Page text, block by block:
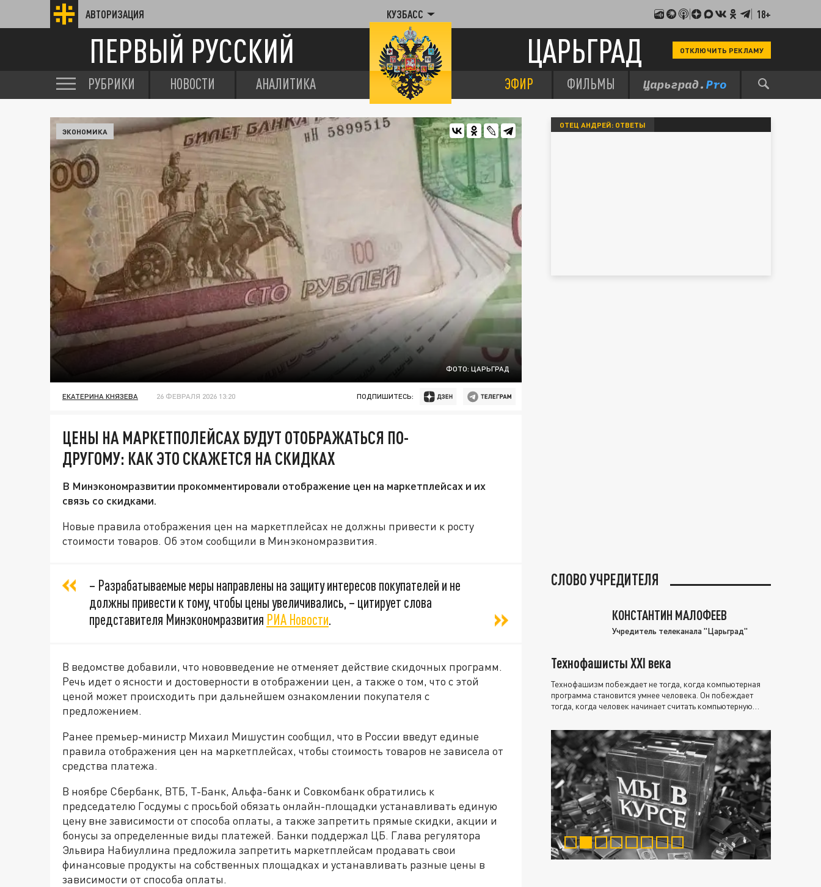
АВТОРИЗАЦИЯ КУЗБАСС 18+
ПЕРВЫЙ РУССКИЙ ЦАРЬГРАД ОТКЛЮЧИТЬ РЕКЛАМУ
РУБРИКИ НОВОСТИ АНАЛИТИКА ЭФИР ФИЛЬМЫ
ФОТО: ЦАРЬГРАД
ЭКОНОМИКА
ЕКАТЕРИНА КНЯЗЕВА 26 ФЕВРАЛЯ 2026 13:20 ПОДПИШИТЕСЬ:
ЦЕНЫ НА МАРКЕТПОЛЕЙСАХ БУДУТ ОТОБРАЖАТЬСЯ ПО-
ДРУГОМУ: КАК ЭТО СКАЖЕТСЯ НА СКИДКАХ
В Минэкономразвитии прокомментировали отображение цен на маркетплейсах и их
связь со скидками.
Новые правила отображения цен на маркетплейсах не должны привести к росту
стоимости товаров. Об этом сообщили в Минэкономразвития.
– Разрабатываемые меры направлены на защиту интересов покупателей и не
должны привести к тому, чтобы цены увеличивались, – цитирует слова
представителя Минэкономразвития РИА Новости.
В ведомстве добавили, что нововведение не отменяет действие скидочных программ.
Речь идет о ясности и достоверности в отображении цен, а также о том, что с этой
ценой может происходить при дальнейшем ознакомлении покупателя с
предложением.
Ранее премьер-министр Михаил Мишустин сообщил, что в России введут единые
правила отображения цен на маркетплейсах, чтобы стоимость товаров не зависела от
средства платежа.
В ноябре Сбербанк, ВТБ, Т-Банк, Альфа-банк и Совкомбанк обратились к
председателю Госдумы с просьбой обязать онлайн-площадки устанавливать единую
цену вне зависимости от способа оплаты, а также запретить прямые скидки, акции и
бонусы за определенные виды платежей. Банки поддержал ЦБ. Глава регулятора
Эльвира Набиуллина предложила запретить маркетплейсам продавать свои
финансовые продукты на собственных площадках и устанавливать разные цены в
зависимости от способа оплаты.
ОТЕЦ АНДРЕЙ: ОТВЕТЫ
СЛОВО УЧРЕДИТЕЛЯ
КОНСТАНТИН МАЛОФЕЕВ
Учредитель телеканала "Царьград"
Технофашисты XXI века
Технофашизм побеждает не тогда, когда компьютерная
программа становится умнее человека. Он побеждает
тогда, когда человек начинает считать компьютерную